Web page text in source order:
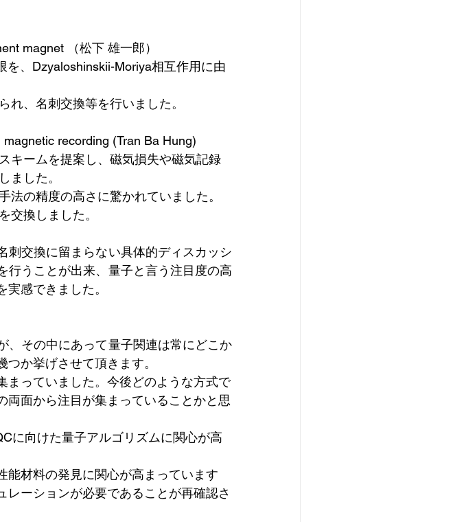
magnet （松下 雄一郎）
、Dzyaloshinskii-Moriya相互作用に由
、名刺交換等を行いました。
recording (Tran Ba Hung)
キームを提案し、磁気損失や磁気記録
ました。
の精度の高さに驚かれていました。
交換しました。
刺交換に留まらない具体的ディスカッシ
行うことが出来、量子と言う注目度の高
感できました。
、その中にあって量子関連は常にどこか
か挙げさせて頂きます。
まっていました。今後どのような方式で
面から注目が集まっていることかと思
に向けた量子アルゴリズムに関心が高
能材料の発見に関心が高まっています
ーションが必要であることが再確認さ